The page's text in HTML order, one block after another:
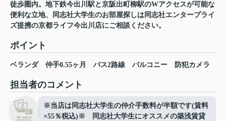
徒歩圏内。地下鉄今出川駅と京阪出町柳駅のWアクセスが可能な
便利な立地、同志社大学生のお部屋探しは同志社エンタープライ
ズ提携の京都ライフ今出川店にご相談ください。
ポイント
ベランダ 仲手0.55ヶ月 バス2路線 バルコニー 防犯カメラ
担当者のコメント
※当店は同志社大学生の仲介手数料が半額です(賃料
×55％税込)※ 同志社大学生にオススメの築浅賃貸